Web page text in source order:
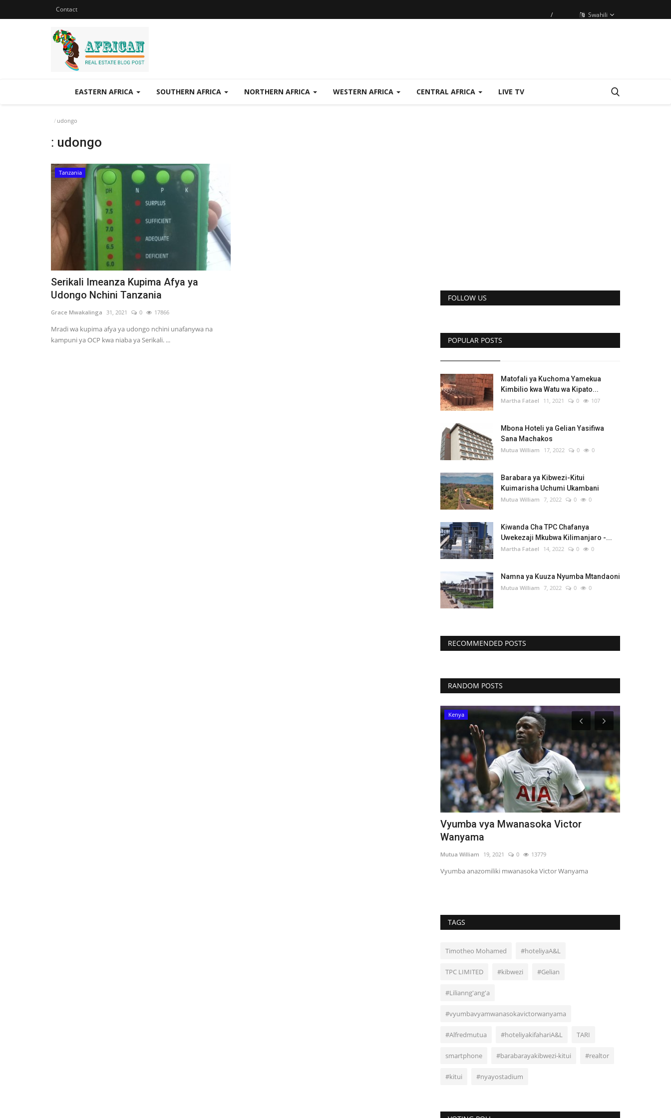
Contact
/ Swahili
EASTERN AFRICA SOUTHERN AFRICA NORTHERN AFRICA WESTERN AFRICA CENTRAL AFRICA LIVE TV
udongo
: udongo
Tanzania
Serikali Imeanza Kupima Afya ya
Udongo Nchini Tanzania
Grace Mwakalinga 31, 2021 0 17866
Mradi wa kupima afya ya udongo nchini unafanywa na
kampuni ya OCP kwa niaba ya Serikali. ...
FOLLOW US
POPULAR POSTS
Matofali ya Kuchoma Yamekua
Kimbilio kwa Watu wa Kipato...
Martha Fatael 11, 2021 0 107
Mbona Hoteli ya Gelian Yasifiwa
Sana Machakos
Mutua William 17, 2022 0 0
Barabara ya Kibwezi-Kitui
Kuimarisha Uchumi Ukambani
Mutua William 7, 2022 0 0
Kiwanda Cha TPC Chafanya
Uwekezaji Mkubwa Kilimanjaro -...
Martha Fatael 14, 2022 0 0
Namna ya Kuuza Nyumba Mtandaoni
Mutua William 7, 2022 0 0
RECOMMENDED POSTS
RANDOM POSTS
Kenya
Vyumba vya Mwanasoka Victor
Wanyama
Mutua William 19, 2021 0 13779
Vyumba anazomiliki mwanasoka Victor Wanyama
TAGS
Timotheo Mohamed #hoteliyaA&L
TPC LIMITED #kibwezi #Gelian
#Lilianng'ang'a
#vyumbavyamwanasokavictorwanyama
#Alfredmutua #hoteliyakifahariA&L TARI
smartphone #barabarayakibwezi-kitui #realtor
#kitui #nyayostadium